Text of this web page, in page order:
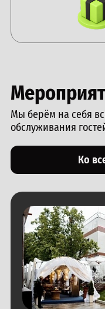
Мы берём на себя
обслуживания
Ко